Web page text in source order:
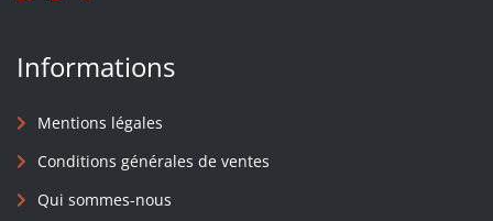
Informations
Mentions légales
Conditions générales de ventes
Qui sommes-nous